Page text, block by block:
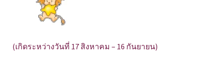
(เกิดระหว่างวันที่ 17 สิงหาคม – 16 กันยายน)